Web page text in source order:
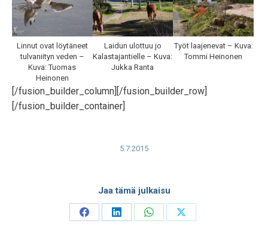
Linnut ovat löytäneet
tulvaniityn veden –
Kuva: Tuomas
Heinonen
Laidun ulottuu jo
Kalastajantielle – Kuva:
Jukka Ranta
Työt laajenevat – Kuva:
Tommi Heinonen
[/fusion_builder_column][/fusion_builder_row]
[/fusion_builder_container]
5.7.2015
Jaa tämä julkaisu
Share
Share
Share
Share